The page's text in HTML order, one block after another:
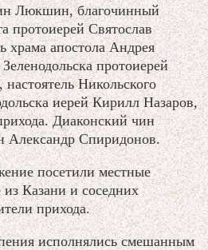
Люкшин, благочинный
протоиерей Святослав
храма апостола Андрея
протоиерей
Никольского
иерей Кирилл Назаров,
Диаконский чин
Александр Спиридонов.
посетили местные
Казани и соседних
прихода.
исполнялись смешанным